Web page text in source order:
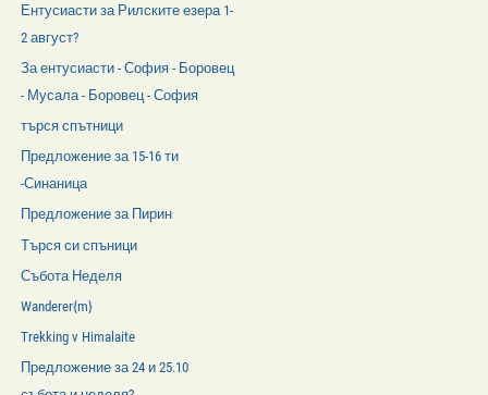
Ентусиасти за Рилските езера 1-
2 август?
За ентусиасти - София - Боровец
- Мусала - Боровец - София
търся спътници
Предложение за 15-16 ти
-Синаница
Предложение за Пирин
Търся си спъници
Събота Неделя
Wanderer{m}
Trekking v Himalaite
Предложение за 24 и 25.10